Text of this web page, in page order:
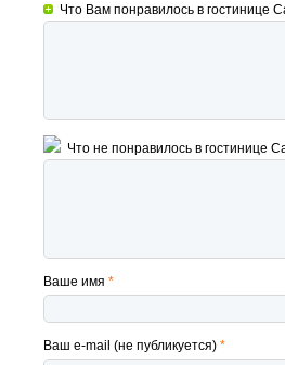
Что Вам понравилось в гостинице
Что не понравилось в гостинице
Ваше имя *
Ваш e-mail (не публикуется) *